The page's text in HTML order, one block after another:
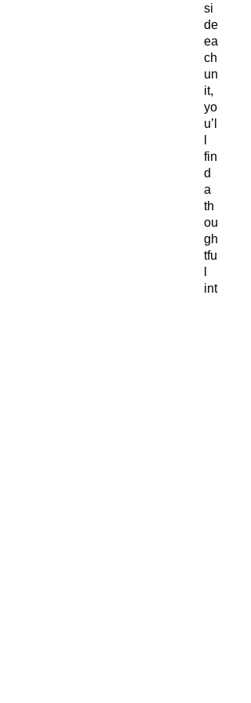
si
de
ea
ch
un
it,
yo
u’l
fin
d
a
th
ou
gh
tfu
int